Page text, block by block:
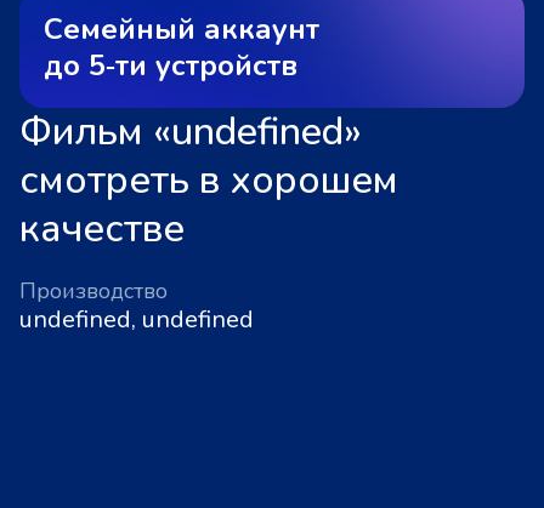
Семейный аккаунт
до 5‑ти устройств
Фильм «undefined»
смотреть в хорошем
качестве
Производство
undefined, undefined